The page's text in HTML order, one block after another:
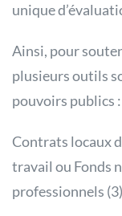
unique
Ainsi, pour
plusieurs outils
pouvoirs publics :
Contrats locaux
travail ou Fonds
professionnels